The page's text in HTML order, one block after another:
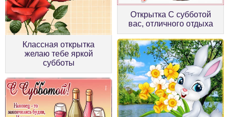
Классная открытка
желаю тебе яркой
субботы
Открытка С субботой
вас, отличного отдыха